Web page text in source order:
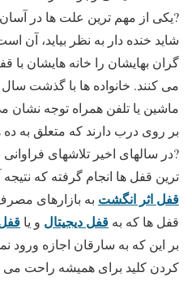
?یکی از مهم ترین علت ها در
شاید خنده دار به نظر بیاید، آن
گران بهایشان را خانه هایشان با
می کنند. خانواده ها با گذشت سال
ماشین یا تلفن همراه توجه نشان
بر روی درب دارند که متعلق به
?در سالهای اخیر تلاشهای
ترین قفل ها انجام گرفته که نتیجه
قفل اثر انگشت به بازارهای
قفل ها که به قفل دیجیتال و یا
بر این که به سارقان اجازه ورود
کردن کلید برای همیشه راحت می